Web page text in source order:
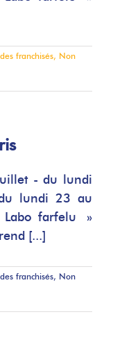
franchisés, Non
- du lundi
lundi 23 au
farfelu »
[...]
franchisés, Non